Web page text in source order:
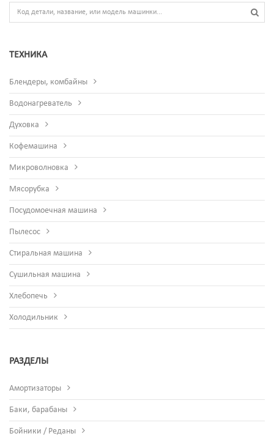
ТЕХНИКА
Блендеры, комбайны
Водонагреватель
Духовка
Кофемашина
Микроволновка
Мясорубка
Посудомоечная машина
Пылесос
Стиральная машина
Сушильная машина
Хлебопечь
Холодильник
РАЗДЕЛЫ
Амортизаторы
Баки, барабаны
Бойники / Реданы